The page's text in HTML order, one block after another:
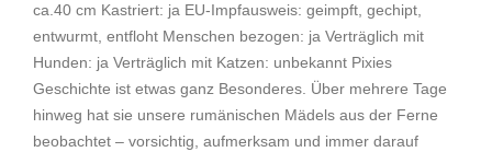
ca.40 cm Kastriert: ja EU-Impfausweis: geimpft, gechipt,
entwurmt, entfloht Menschen bezogen: ja Verträglich mit
Hunden: ja Verträglich mit Katzen: unbekannt Pixies
Geschichte ist etwas ganz Besonderes. Über mehrere Tage
hinweg hat sie unsere rumänischen Mädels aus der Ferne
beobachtet – vorsichtig, aufmerksam und immer darauf